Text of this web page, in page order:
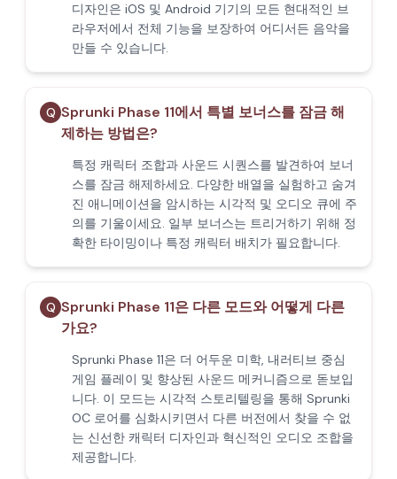
디자인은 iOS 및 Android 기기의 모든 현대적인 브
라우저에서 전체 기능을 보장하여 어디서든 음악을
만들 수 있습니다.
Q Sprunki Phase 11에서 특별 보너스를 잠금 해
제하는 방법은?
특정 캐릭터 조합과 사운드 시퀀스를 발견하여 보너
스를 잠금 해제하세요. 다양한 배열을 실험하고 숨겨
진 애니메이션을 암시하는 시각적 및 오디오 큐에 주
의를 기울이세요. 일부 보너스는 트리거하기 위해 정
확한 타이밍이나 특정 캐릭터 배치가 필요합니다.
Q Sprunki Phase 11은 다른 모드와 어떻게 다른
가요?
Sprunki Phase 11은 더 어두운 미학, 내러티브 중심
게임 플레이 및 향상된 사운드 메커니즘으로 돋보입
니다. 이 모드는 시각적 스토리텔링을 통해 Sprunki
OC 로어를 심화시키면서 다른 버전에서 찾을 수 없
는 신선한 캐릭터 디자인과 혁신적인 오디오 조합을
제공합니다.